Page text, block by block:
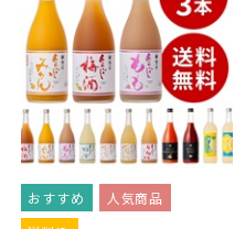
おすすめ
人気商品